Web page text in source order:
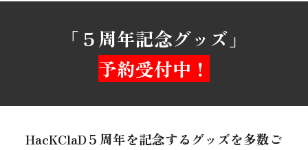
「 ５周年記念グッズ 」
予約受付中 ！
HacKClaD５ 周年を記念する グッズを多数ご